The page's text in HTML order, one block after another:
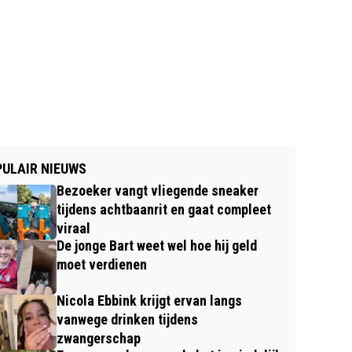
NIEUWS
Bezoeker vangt vliegende sneaker
tijdens achtbaanrit en gaat compleet
viraal
De jonge Bart weet wel hoe hij geld
moet verdienen
Nicola Ebbink krijgt ervan langs
vanwege drinken tijdens
zwangerschap